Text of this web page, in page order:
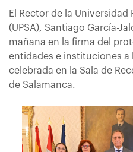
El Rector de la
(UPSA), Santiago García-
mañana en la firma del
entidades e instituciones a
celebrada en la Sala de
de Salamanca.